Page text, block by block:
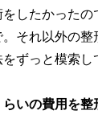
したかったの
それ以外の整
をずっと模索
いの費用を整